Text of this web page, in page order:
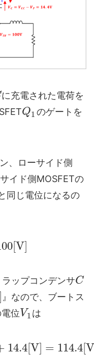
に充電された電荷を
Q1 のゲートを
、ローサイド側
イド側MOSFETの
同じ電位になるの
[V]
ップコンデンサC
』なので、ブートス
位V1 は
14.4[V] = 114.4[